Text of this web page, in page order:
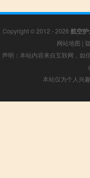
Copyright © 2012 - 2026 航空
网站地图 |
声明：本站内容来自互联网，如
本站仅为个人兴